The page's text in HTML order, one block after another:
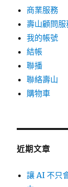
商業服務
壽山顧問服
我的帳號
結帳
聯播
聯絡壽山
購物車
近期文章
讓 AI 不只